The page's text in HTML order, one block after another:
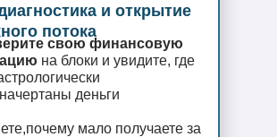
и открытие
потока
свою финансовую
на блоки и увидите, где
деньги
мало получаете за